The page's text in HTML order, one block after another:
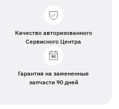
Качество авторизованного
Сервисного Центра
Гарантия на замененные
запчасти 90 дней